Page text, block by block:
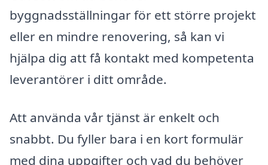
byggnadsställningar för ett större projekt
eller en mindre renovering, så kan vi
hjälpa dig att få kontakt med kompetenta
leverantörer i ditt område.
Att använda vår tjänst är enkelt och
snabbt. Du fyller bara i en kort formulär
med dina uppgifter och vad du behöver